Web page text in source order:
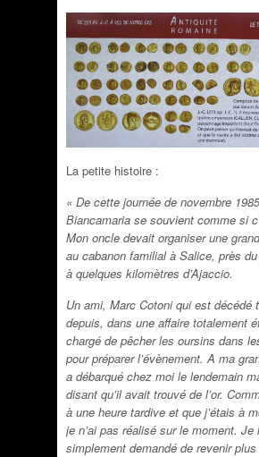
La petite histoire :
« De cette journée de novembre
Biancamaria se souvient comme si
Mon oncle devait organiser une
au cabanon familial à Salice, près
à quelques kilomètres d’Ajaccio.
Un ami, Marc Cotoni qui est décédé
depuis, dans une affaire totalement
chargé de pêcher les oursins dans
pour préparer l’évènement. A ma
a débarqué chez moi le lendemain
disant qu’il avait trouvé de l’or.
à une heure tardive et que j’étais à
je n’ai pas réalisé sur le moment. Je
simplement demandé de revenir